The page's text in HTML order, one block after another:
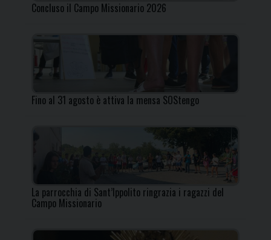
Concluso il Campo Missionario 2026
Fino al 31 agosto è attiva la mensa SOStengo
La parrocchia di Sant’Ippolito ringrazia i ragazzi del
Campo Missionario